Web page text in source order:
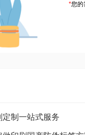
*您的
制一站式服务